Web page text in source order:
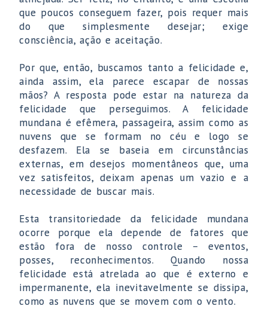
que poucos conseguem fazer, pois requer mais
do que simplesmente desejar; exige
consciência, ação e aceitação.
Por que, então, buscamos tanto a felicidade e,
ainda assim, ela parece escapar de nossas
mãos? A resposta pode estar na natureza da
felicidade que perseguimos. A felicidade
mundana é efêmera, passageira, assim como as
nuvens que se formam no céu e logo se
desfazem. Ela se baseia em circunstâncias
externas, em desejos momentâneos que, uma
vez satisfeitos, deixam apenas um vazio e a
necessidade de buscar mais.
Esta transitoriedade da felicidade mundana
ocorre porque ela depende de fatores que
estão fora de nosso controle – eventos,
posses, reconhecimentos. Quando nossa
felicidade está atrelada ao que é externo e
impermanente, ela inevitavelmente se dissipa,
como as nuvens que se movem com o vento.